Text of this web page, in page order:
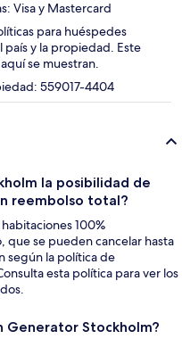
Visa y Mastercard
para huéspedes
y la propiedad. Este
se muestran.
559017-4404
la posibilidad de
reembolso total?
100%
que se pueden cancelar hasta
según la política de
esta política para ver los
Generator Stockholm?